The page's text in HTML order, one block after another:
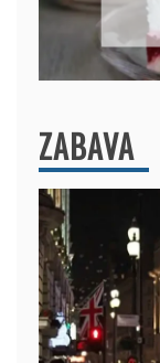
avgust 2026.
ZABAVA